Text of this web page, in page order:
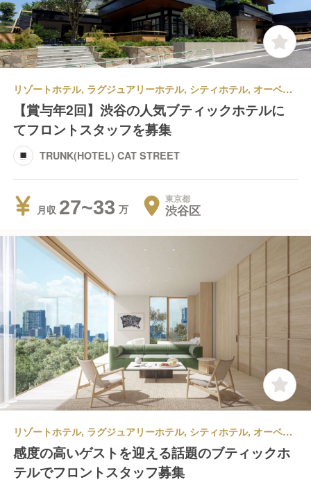
リゾートホテル, ラグジュアリーホテル, シティホテル, オーベルジュ, その他ホテル | 宿泊部門 | フロントスタッフ | TRUNK(HOTEL) CAT STREET
【賞与年2回】渋谷の人気ブティックホテルに
てフロントスタッフを募集
TRUNK(HOTEL) CAT STREET
月収 27~33 東京都
渋谷区
リゾートホテル, ラグジュアリーホテル, シティホテル, オーベルジュ, その他ホテル | 宿泊部門 | フロントスタッフ | TRUNK(HOTEL) YOYOGI PARK
感度の高いゲストを迎える話題のブティックホ
テルでフロントスタッフ募集